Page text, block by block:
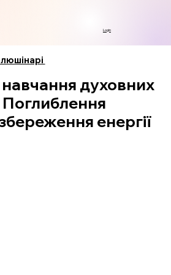
Login
духовних
Поглиблення
енергії